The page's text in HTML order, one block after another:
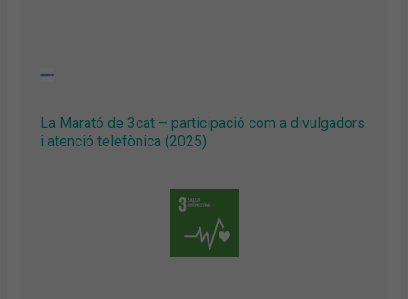
La Marató de 3cat – participació com a divulgadors
i atenció telefònica (2025)